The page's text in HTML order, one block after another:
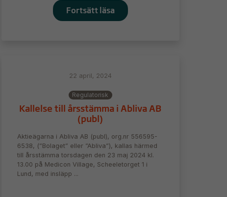
Fortsätt läsa
22 april, 2024
Regulatorisk
Kallelse till årsstämma i Abliva AB
(publ)
Aktieägarna i Abliva AB (publ), org.nr 556595-
6538, (”Bolaget” eller ”Abliva”), kallas härmed
till årsstämma torsdagen den 23 maj 2024 kl.
13.00 på Medicon Village, Scheeletorget 1 i
Lund, med insläpp ...